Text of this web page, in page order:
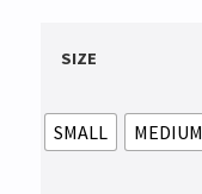
SIZE
SMALL MEDIUM